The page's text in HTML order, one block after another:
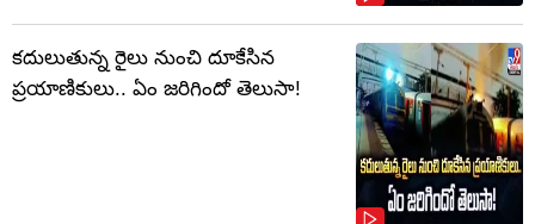
కదులుతున్న రైలు నుంచి దూకేసిన
ప్రయాణికులు.. ఏం జరిగిందో తెలుసా!